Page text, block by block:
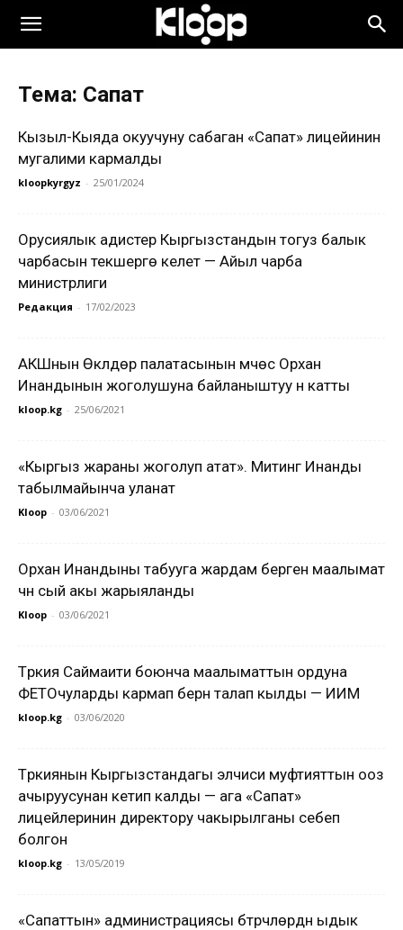
Тема: Сапат
Кызыл-Кыяда окуучуну сабаган «Сапат» лицейинин
мугалими кармалды
kloopkyrgyz - 25/01/2024
Орусиялык адистер Кыргызстандын тогуз балык
чарбасын текшерүүгө келет — Айыл чарба
министрлиги
Редакция - 17/02/2023
АКШнын Өкүлдөр палатасынын мүчөсү Орхан
Инандынын жоголушуна байланыштуу үн катты
kloop.kg - 25/06/2021
«Кыргыз жараны жоголуп атат». Митинг Инанды
табылмайынча уланат
Kloop - 03/06/2021
Орхан Инандыны табууга жардам берген маалымат
үчүн сый акы жарыяланды
Kloop - 03/06/2021
Түркия Саймаити боюнча маалыматтын ордуна
ФЕТОчуларды кармап берүүнү талап кылды — ИИМ
kloop.kg - 03/06/2020
Түркиянын Кыргызстандагы элчиси муфтияттын ооз
ачыруусунан кетип калды — ага «Сапат»
лицейлеринин директору чакырылганы себеп
болгон
kloop.kg - 13/05/2019
«Сапаттын» администрациясы бүтүрүүчүлөрдүн ыдык